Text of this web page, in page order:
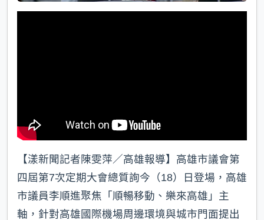
【漾新聞記者陳雯萍／高雄報導】高雄市議會第
四屆第7次定期大會總質詢今（18）日登場，高雄
市議員李順進聚焦「順暢移動、樂來高雄」主
軸，針對高雄國際機場周邊環境與城市門面提出